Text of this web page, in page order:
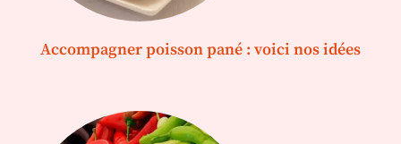
Accompagner poisson pané : voici nos idées